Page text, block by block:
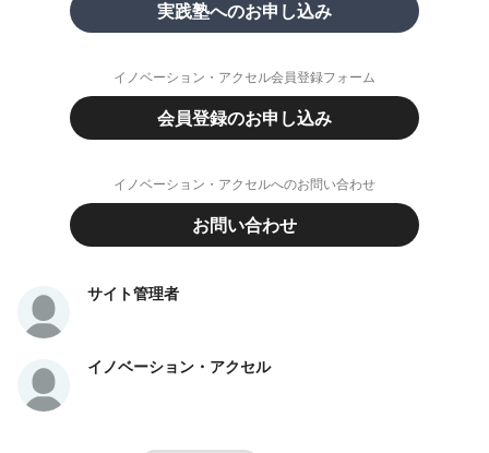
実践塾へのお申し込み
イノベーション・アクセル会員登録フォーム
会員登録のお申し込み
イノベーション・アクセルへのお問い合わせ
お問い合わせ
サイト管理者
イノベーション・アクセル